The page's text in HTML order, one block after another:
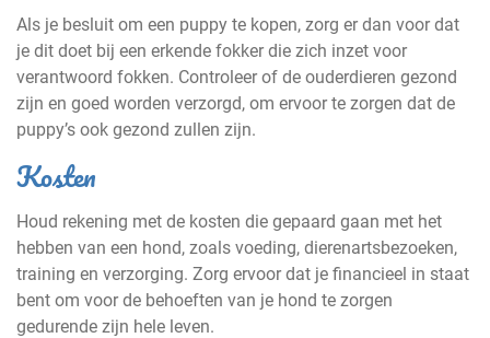
Als je besluit om een puppy te kopen, zorg er dan voor dat
je dit doet bij een erkende fokker die zich inzet voor
verantwoord fokken. Controleer of de ouderdieren gezond
zijn en goed worden verzorgd, om ervoor te zorgen dat de
puppy’s ook gezond zullen zijn.
Kosten
Houd rekening met de kosten die gepaard gaan met het
hebben van een hond, zoals voeding, dierenartsbezoeken,
training en verzorging. Zorg ervoor dat je financieel in staat
bent om voor de behoeften van je hond te zorgen
gedurende zijn hele leven.